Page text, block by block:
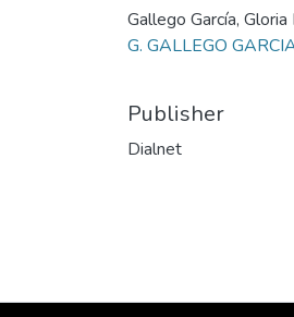
Gallego García, Gloria
G. GALLEGO
Publisher
Dialnet